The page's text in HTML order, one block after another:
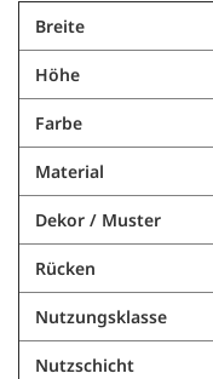
Breite
Höhe
Farbe
Material
Dekor / Muster
Rücken
Nutzungsklasse
Nutzschicht